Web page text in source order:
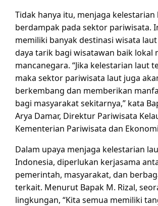
Tidak hanya itu, menjaga kelestarian
berdampak pada sektor pariwisata.
memiliki banyak destinasi wisata
daya tarik bagi wisatawan baik lokal
mancanegara. “Jika kelestarian laut
maka sektor pariwisata laut juga
berkembang dan memberikan
bagi masyarakat sekitarnya,” kata
Arya Damar, Direktur Pariwisata
Kementerian Pariwisata dan
Dalam upaya menjaga kelestarian
Indonesia, diperlukan kerjasama
pemerintah, masyarakat, dan
terkait. Menurut Bapak M. Rizal,
lingkungan, “Kita semua memiliki